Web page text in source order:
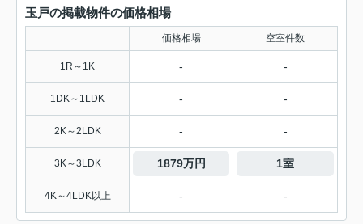
玉戸の掲載物件の価格相場
価格相場 空室件数
1R～1K - -
1DK～1LDK - -
2K～2LDK - -
3K～3LDK 1879万円 1室
4K～4LDK以上 - -